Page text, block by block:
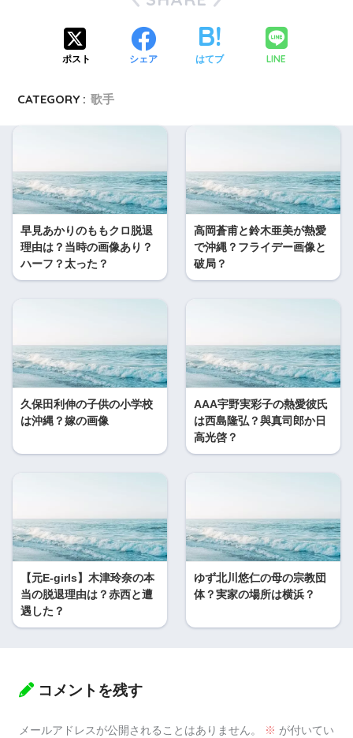
ポスト シェア はてブ LINE
CATEGORY : 歌手
早見あかりのももクロ脱退
理由は？当時の画像あり？
ハーフ？太った？
高岡蒼甫と鈴木亜美が熱愛
で沖縄？フライデー画像と
破局？
久保田利伸の子供の小学校
は沖縄？嫁の画像
AAA宇野実彩子の熱愛彼氏
は西島隆弘？與真司郎か日
高光啓？
【元E-girls】木津玲奈の本
当の脱退理由は？赤西と遭
遇した？
ゆず北川悠仁の母の宗教団
体？実家の場所は横浜？
コメントを残す
メールアドレスが公開されることはありません。 ※ が付いてい